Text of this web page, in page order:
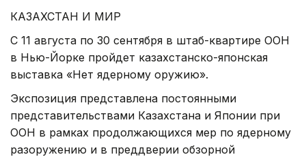
КАЗАХСТАН И МИР
C 11 августа по 30 сентября в штаб-квартире ООН
в Нью-Йорке пройдет казахстанско-японская
выставка «Нет ядерному оружию».
Экспозиция представлена постоянными
представительствами Казахстана и Японии при
ООН в рамках продолжающихся мер по ядерному
разоружению и в преддверии обзорной